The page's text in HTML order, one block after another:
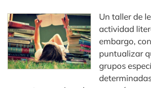
Un taller de
actividad
embargo,
puntualizar
grupos